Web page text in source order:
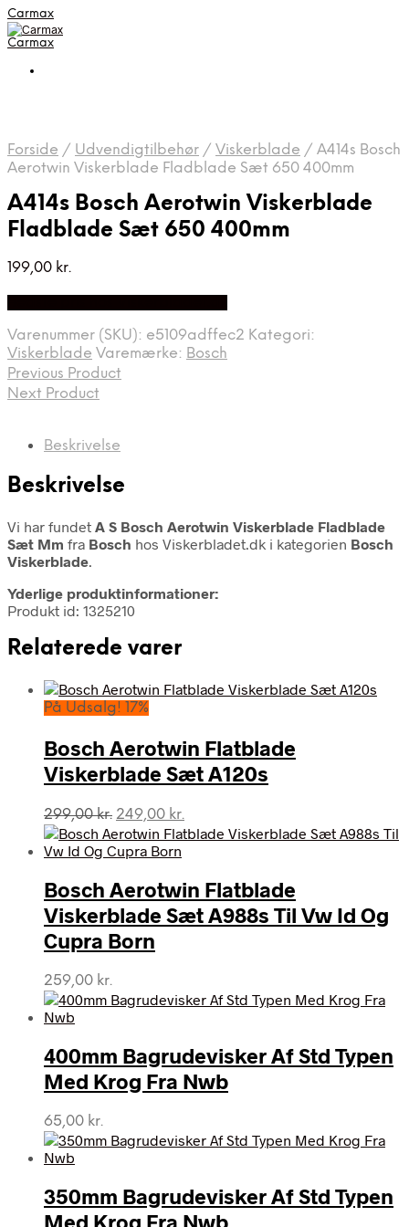
Carmax
Carmax
Forside / Udvendigtilbehør / Viskerblade / A414s Bosch
Aerotwin Viskerblade Fladblade Sæt 650 400mm
A414s Bosch Aerotwin Viskerblade
Fladblade Sæt 650 400mm
199,00 kr.
Varenummer (SKU): e5109adffec2 Kategori:
Viskerblade Varemærke: Bosch
Previous Product
Next Product
Beskrivelse
Beskrivelse
Vi har fundet A S Bosch Aerotwin Viskerblade Fladblade
Sæt Mm fra Bosch hos Viskerbladet.dk i kategorien Bosch
Viskerblade.
Yderlige produktinformationer:
Produkt id: 1325210
Relaterede varer
På Udsalg! 17%
Bosch Aerotwin Flatblade
Viskerblade Sæt A120s
299,00kr. Den
oprindelige
pris
299,00 kr..
249,00 kr.
aktuelle
249,00 kr..
Bosch Aerotwin Flatblade
Viskerblade Sæt A988s Til Vw Id Og
Cupra Born
259,00 kr.
400mm Bagrudevisker Af Std Typen
Med Krog Fra Nwb
65,00 kr.
350mm Bagrudevisker Af Std Typen
Med Krog Fra Nwb